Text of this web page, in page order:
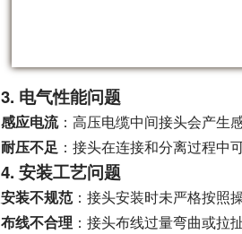
3. 电气性能问题
感应电流：高压电缆中间接头会产生
耐压不足：接头在连接和分离过程中
4. 安装工艺问题
安装不规范：接头安装时未严格按照
布线不合理 ：接头布线过量弯曲或拉